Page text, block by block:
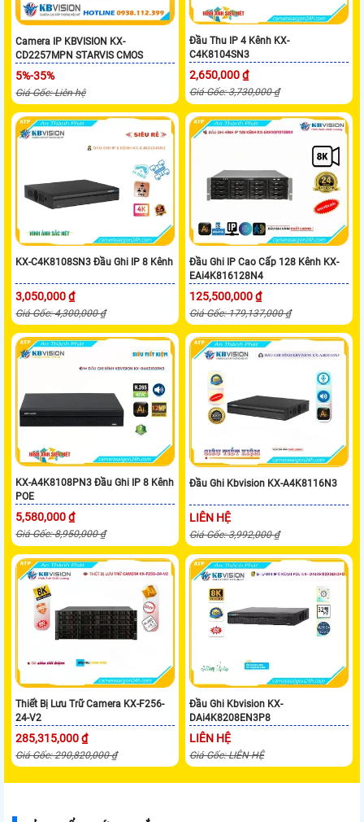
Camera IP KBVISION KX-
CD2257MPN STARVIS CMOS
5%-35%
Giá Gốc: Liên hệ
Đầu Thu IP 4 Kênh KX-
C4K8104SN3
2,650,000 ₫
Giá Gốc: 3,730,000 ₫
KX-C4K8108SN3 Đầu Ghi IP 8 Kênh
3,050,000 ₫
Giá Gốc: 4,300,000 ₫
Đầu Ghi IP Cao Cấp 128 Kênh KX-
EAi4K816128N4
125,500,000 ₫
Giá Gốc: 179,137,000 ₫
KX-A4K8108PN3 Đầu Ghi IP 8 Kênh
POE
5,580,000 ₫
Giá Gốc: 8,950,000 ₫
Đầu Ghi Kbvision KX-A4K8116N3
LIÊN HỆ
Giá Gốc: 3,992,000 ₫
Thiết Bị Lưu Trữ Camera KX-F256-
24-V2
285,315,000 ₫
Giá Gốc: 290,820,000 ₫
Đầu Ghi Kbvision KX-
DAi4K8208EN3P8
LIÊN HỆ
Giá Gốc: LIÊN HỆ